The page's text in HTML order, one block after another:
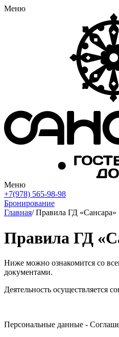
Меню
Меню
+7(978) 565-98-98
Бронирование
Главная/ Правила ГД «Сансара»
Правила ГД
Ниже можно ознакомится со
документами.
Деятельность осуществляется
Персональные данные -